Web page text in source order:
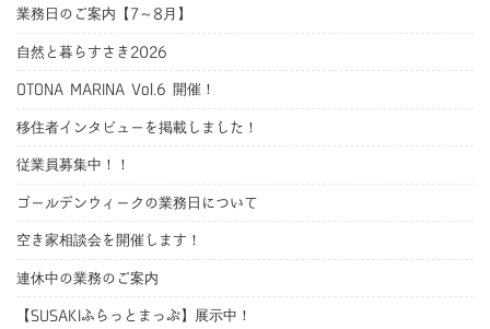
業務日のご案内【7～8月】
自然と暮らすさき2026
OTONA MARINA Vol.6 開催！
移住者インタビューを掲載しました！
従業員募集中！！
ゴールデンウィークの業務日について
空き家相談会を開催します！
連休中の業務のご案内
【SUSAKIふらっとまっぷ】展示中！